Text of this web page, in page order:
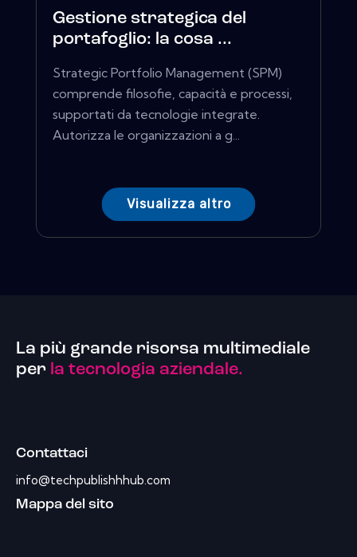
Gestione strategica del
portafoglio: la cosa ...
Strategic Portfolio Management (SPM)
comprende filosofie, capacità e processi,
supportati da tecnologie integrate.
Autorizza le organizzazioni a g...
Visualizza altro
La più grande risorsa multimediale
per la tecnologia aziendale.
Contattaci
info@techpublishhhub.com
Mappa del sito